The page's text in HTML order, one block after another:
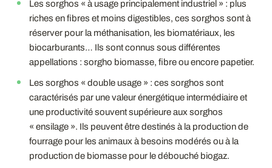
Les sorghos « à usage principalement industriel » : plus
riches en fibres et moins digestibles, ces sorghos sont à
réserver pour la méthanisation, les biomatériaux, les
biocarburants… Ils sont connus sous différentes
appellations : sorgho biomasse, fibre ou encore papetier.
Les sorghos « double usage » : ces sorghos sont
caractérisés par une valeur énergétique intermédiaire et
une productivité souvent supérieure aux sorghos
« ensilage ». Ils peuvent être destinés à la production de
fourrage pour les animaux à besoins modérés ou à la
production de biomasse pour le débouché biogaz.